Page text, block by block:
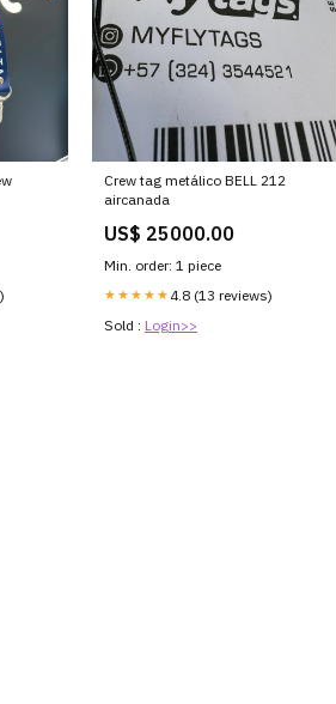
Crew tag metálico BELL 212
aircanada
US$ 25000.00
Min. order: 1 piece
★★★★★ 4.8 (13 reviews)
Sold : Login>>